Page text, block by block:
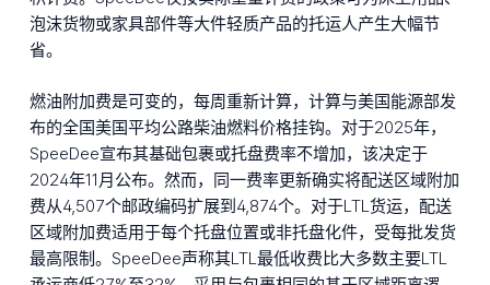
泡沫货物或家具部件等大件轻质产品的托运人产生大幅节
省。
燃油附加费是可变的，每周重新计算，计算与美国能源部发
布的全国美国平均公路柴油燃料价格挂钩。对于2025年，
SpeeDee宣布其基础包裹或托盘费率不增加，该决定于
2024年11月公布。然而，同一费率更新确实将配送区域附加
费从4,507个邮政编码扩展到4,874个。对于LTL货运，配送
区域附加费适用于每个托盘位置或非托盘化件，受每批发货
最高限制。SpeeDee声称其LTL最低收费比大多数主要LTL